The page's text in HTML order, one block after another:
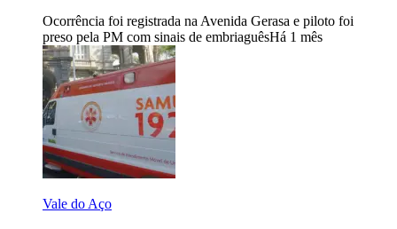
Ocorrência foi registrada na Avenida Gerasa e piloto foi
preso pela PM com sinais de embriaguêsHá 1 mês
Vale do Aço